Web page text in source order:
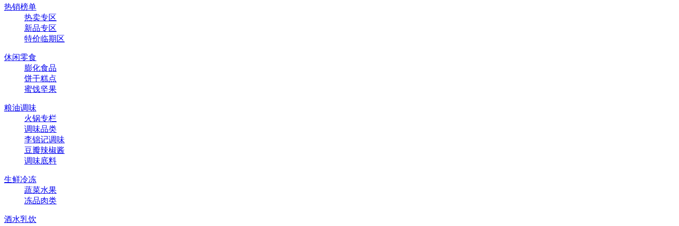
热销榜单
热卖专区
新品专区
特价临期区
休闲零食
膨化食品
饼干糕点
蜜饯坚果
粮油调味
火锅专栏
调味品类
李锦记调味
豆瓣辣椒酱
调味底料
生鲜冷冻
蔬菜水果
冻品肉类
酒水乳饮